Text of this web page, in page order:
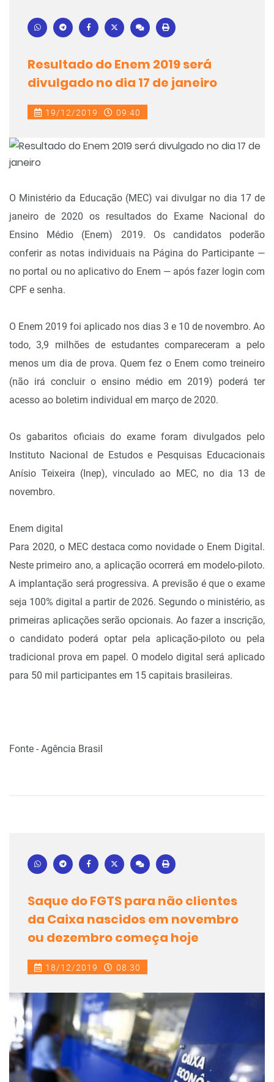
Resultado do Enem 2019 será
divulgado no dia 17 de janeiro
19/12/2019 09:40
O Ministério da Educação (MEC) vai divulgar no dia 17 de
janeiro de 2020 os resultados do Exame Nacional do
Ensino Médio (Enem) 2019. Os candidatos poderão
conferir as notas individuais na Página do Participante —
no portal ou no aplicativo do Enem — após fazer login com
CPF e senha.
O Enem 2019 foi aplicado nos dias 3 e 10 de novembro. Ao
todo, 3,9 milhões de estudantes compareceram a pelo
menos um dia de prova. Quem fez o Enem como treineiro
(não irá concluir o ensino médio em 2019) poderá ter
acesso ao boletim individual em março de 2020.
Os gabaritos oficiais do exame foram divulgados pelo
Instituto Nacional de Estudos e Pesquisas Educacionais
Anísio Teixeira (Inep), vinculado ao MEC, no dia 13 de
novembro.
Enem digital
Para 2020, o MEC destaca como novidade o Enem Digital.
Neste primeiro ano, a aplicação ocorrerá em modelo-piloto.
A implantação será progressiva. A previsão é que o exame
seja 100% digital a partir de 2026. Segundo o ministério, as
primeiras aplicações serão opcionais. Ao fazer a inscrição,
o candidato poderá optar pela aplicação-piloto ou pela
tradicional prova em papel. O modelo digital será aplicado
para 50 mil participantes em 15 capitais brasileiras.
Fonte - Agência Brasil
Saque do FGTS para não clientes
da Caixa nascidos em novembro
ou dezembro começa hoje
18/12/2019 08:30